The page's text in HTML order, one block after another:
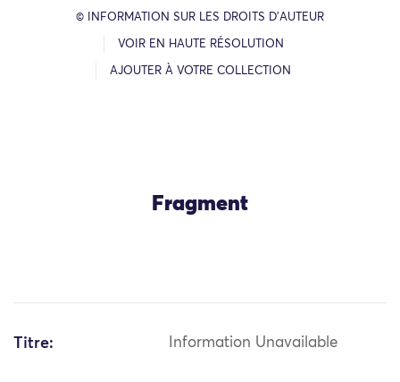
© INFORMATION SUR LES DROITS D’AUTEUR
VOIR EN HAUTE RÉSOLUTION
AJOUTER À VOTRE COLLECTION
Fragment
Titre: Information Unavailable